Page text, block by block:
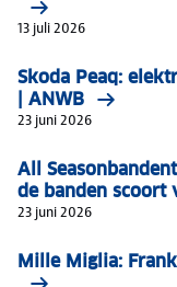
13 juli 2026
Skoda Peaq:
| ANWB
23 juni 2026
All
de banden scoort
23 juni 2026
Mille Miglia: